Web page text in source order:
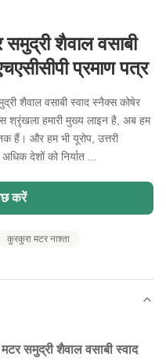
शैवाल वसाबी
प्रमाण पत्र
शैवाल वसाबी स्वाद स्नैक्स कोषेर
श्रृंखला हमारी मुख्य लाइन है, अब हम
हैं। और हम भी यूरोप, उत्तरी
देशों को निर्यात ...
करें
कुरकुरा मटर नाश्ता
समुद्री शैवाल वसाबी स्वाद